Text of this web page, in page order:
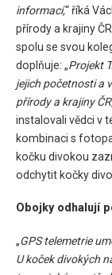
informací,“ říká
přírody a krajiny
spolu se svou
doplňuje: „Projekt
jejich početnosti a
přírody a krajiny
instalovali vědci v
kombinaci s
kočku divokou
odchytit kočky
Obojky odhalují
„GPS telemetrie
U koček divokých